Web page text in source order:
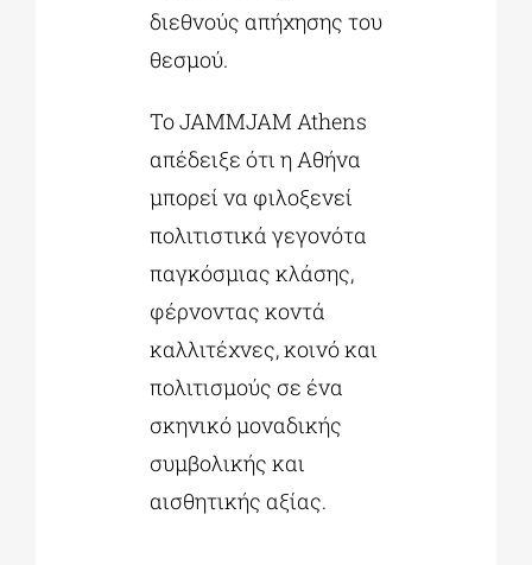
διεθνούς απήχησης του
θεσμού.
Το JAMMJAM Athens
απέδειξε ότι η Αθήνα
μπορεί να φιλοξενεί
πολιτιστικά γεγονότα
παγκόσμιας κλάσης,
φέρνοντας κοντά
καλλιτέχνες, κοινό και
πολιτισμούς σε ένα
σκηνικό μοναδικής
συμβολικής και
αισθητικής αξίας.